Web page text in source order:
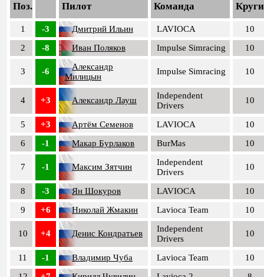
Поз. Пилот Команда Круги
1 -3 Дмитрий Ильин LAVIOCA
10
2
-8 Иван Поляков Impulse Simracing 10
3 -6
Александр
Милицын
Impulse Simracing 10
4 +3 Александр Лауш
Independent
Drivers
10
5 +3 Артём Семенов LAVIOCA
10
6
-1 Макар Бурлаков BurMas 10
7 -1 Максим Зятчин
Independent
Drivers
10
8 -3 Ян Шокуров LAVIOCA
10
9
+6 Николай Жмакин Lavioca Team 10
10 +4 Денис Кондратьев
Independent
Drivers
10
11 -1 Владимир Чуба Lavioca Team
10